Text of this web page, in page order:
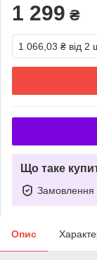
1 299 ₴
1 066,03 ₴ від 2
Що таке
Замовлення
Опис